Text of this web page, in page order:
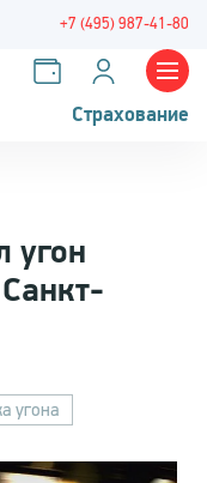
+7 (495) 987-41-80
Страхование
угон
угона